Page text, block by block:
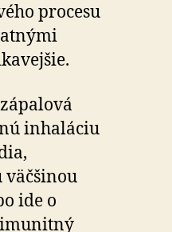
procesu
inhaláciu
väčšinou
ide o
imunitný